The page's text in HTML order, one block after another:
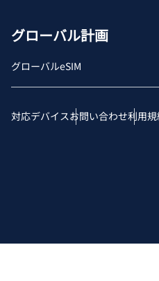
グローバル計画
グローバルeSIM
対応デバイスお問い合わせ利用